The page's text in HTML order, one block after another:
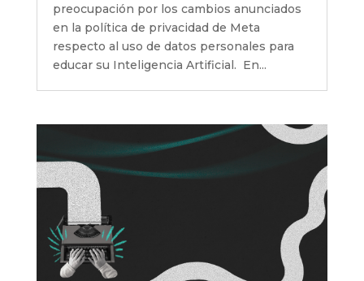
preocupación por los cambios anunciados
en la política de privacidad de Meta
respecto al uso de datos personales para
educar su Inteligencia Artificial. En...